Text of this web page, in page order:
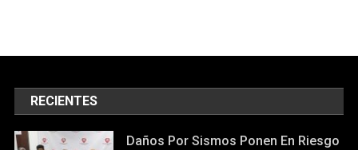
RECIENTES
Daños Por Sismos Ponen En Riesgo